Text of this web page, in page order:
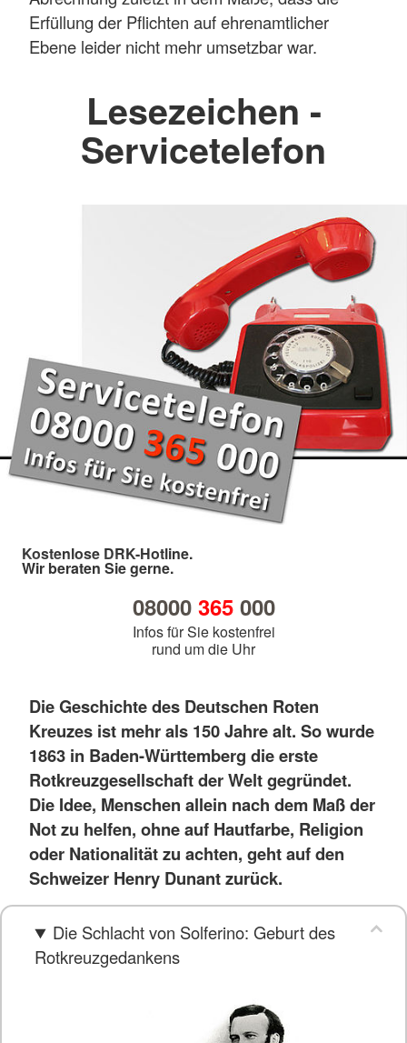
Erfüllung der Pflichten auf ehrenamtlicher
Ebene leider nicht mehr umsetzbar war.
Lesezeichen -
Servicetelefon
Kostenlose DRK-Hotline.
Wir beraten Sie gerne.
08000 365000
Infos für Sie kostenfrei
rund um die Uhr
Die Geschichte des Deutschen Roten
Kreuzes ist mehr als 150 Jahre alt. So wurde
1863 in Baden-Württemberg die erste
Rotkreuzgesellschaft der Welt gegründet.
Die Idee, Menschen allein nach dem Maß der
Not zu helfen, ohne auf Hautfarbe, Religion
oder Nationalität zu achten, geht auf den
Schweizer Henry Dunant zurück.
Die Schlacht von Solferino: Geburt des
Rotkreuzgedankens